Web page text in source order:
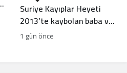
Suriye Kayıplar Heyeti
2013’te kaybolan baba ve
oğlun akıbetini açıkladı
1 gün önce